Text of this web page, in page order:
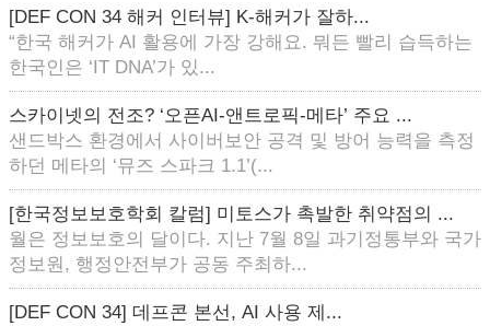
[DEF CON 34 해커 인터뷰] K-해커가 잘하...
“한국 해커가 AI 활용에 가장 강해요. 뭐든 빨리 습득하는
한국인은 ‘IT DNA’가 있...
스카이넷의 전조? ‘오픈AI-앤트로픽-메타’ 주요 ...
샌드박스 환경에서 사이버보안 공격 및 방어 능력을 측정
하던 메타의 ‘뮤즈 스파크 1.1’(...
[한국정보보호학회 칼럼] 미토스가 촉발한 취약점의 ...
월은 정보보호의 달이다. 지난 7월 8일 과기정통부와 국가
정보원, 행정안전부가 공동 주최하...
[DEF CON 34] 데프콘 본선, AI 사용 제...